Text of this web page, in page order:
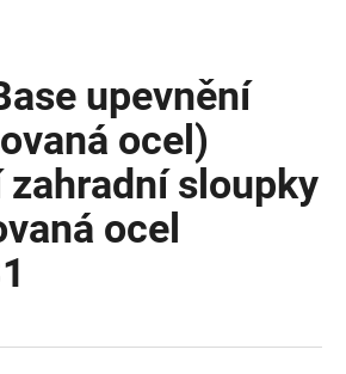
upevnění
ocel)
zahradní sloupky
ocel